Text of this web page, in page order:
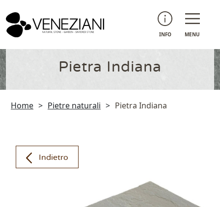
INFO MENU
Pietra Indiana
Home > Pietre naturali > Pietra Indiana
Indietro